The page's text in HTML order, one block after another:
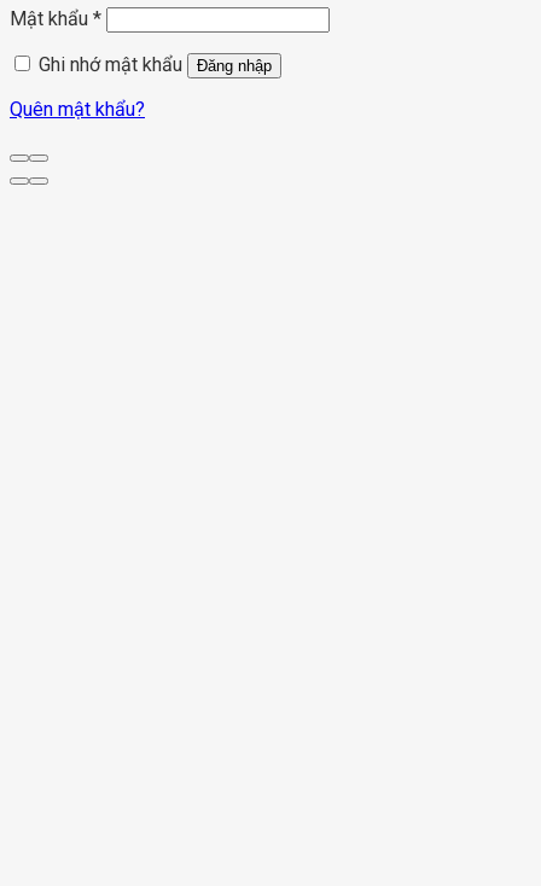
Mật khẩu *
Ghi nhớ mật khẩu
Đăng nhập
Quên mật khẩu?